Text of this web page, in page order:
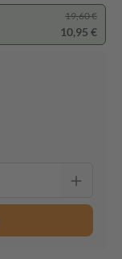
19,60 €
10,95 €